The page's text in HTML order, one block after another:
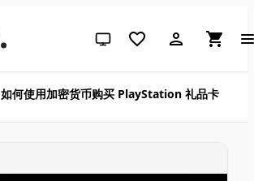
跟随系统（点击切换到浅色）
如何使用加密货币购买 PlayStation 礼品卡